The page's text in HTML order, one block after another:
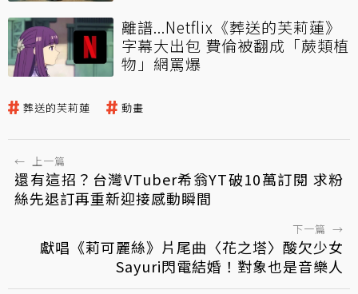
離譜...Netflix《葬送的芙莉蓮》
字幕大出包 費倫被翻成「蕨類植
物」網罵爆
葬送的芙莉蓮 動畫
← 上一篇
還有這招？台灣VTuber希翁YT破10萬訂閱 求粉
絲先退訂再重新迎接感動瞬間
下一篇 →
獻唱《莉可麗絲》片尾曲〈花之塔〉酸欠少女
Sayuri閃電結婚！對象也是音樂人